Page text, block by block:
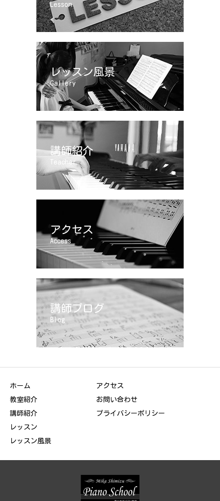
Lesson
レッスン風景
Gallery
講師紹介
Teacher
アクセス
Access
講師ブログ
Blog
ホーム
教室紹介
講師紹介
レッスン
レッスン風景
アクセス
お問い合わせ
プライバシーポリシー